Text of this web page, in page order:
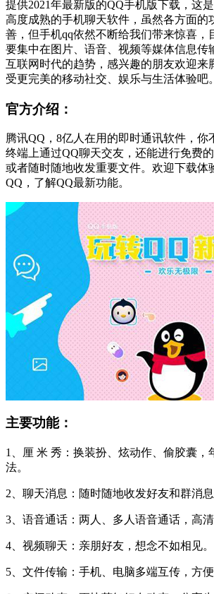
提供2021年最新版的QQ手机版下载，这
高度成熟的手机聊天软件，虽然各方面的
善，但手机qq依然不断给我们带来惊喜，
要集中在图片、语音、视频等媒体信息传
互联网时代的趋势，感兴趣的朋友欢迎来
受更完美的移动社交、娱乐与生活体验吧。
官方介绍：
腾讯QQ，8亿人在用的即时通讯软件，你
终端上通过QQ聊天交友，还能进行免费
或者随时随地收发重要文件。欢迎下载体
QQ，了解QQ最新功能。
主要功能：
1、厘 米 秀：换装扮、炫动作、偷胶囊，
法。
2、聊天消息：随时随地收发好友和群消息
3、语音通话：两人、多人语音通话，高清
4、视频聊天：亲朋好友，想念不如相见。
5、文件传输：手机、电脑多端互传，方便